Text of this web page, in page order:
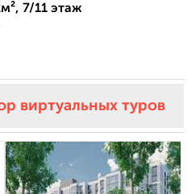
7/11 этаж
виртуальных туров